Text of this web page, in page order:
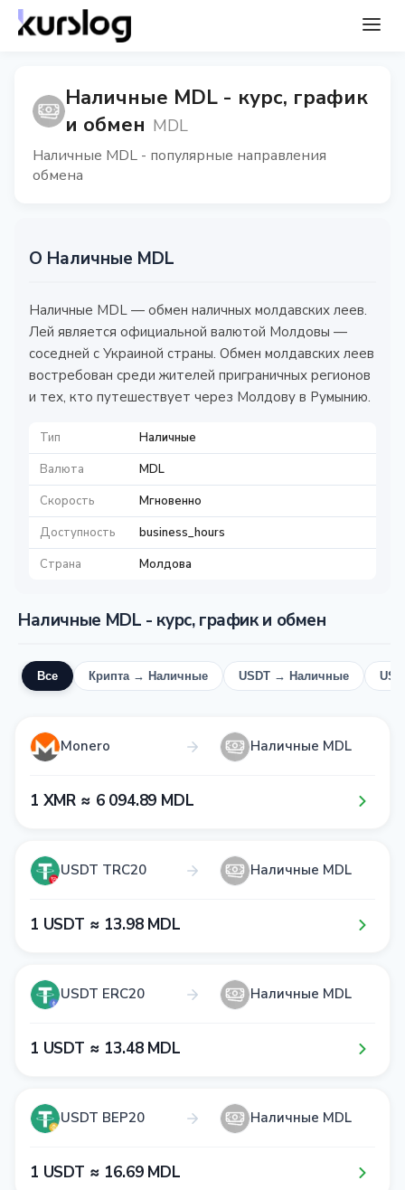
Наличные MDL - курс, график
и обмен MDL
Наличные MDL - популярные направления
обмена
О Наличные MDL
Наличные MDL — обмен наличных молдавских леев.
Лей является официальной валютой Молдовы —
соседней с Украиной страны. Обмен молдавских леев
востребован среди жителей приграничных регионов
и тех, кто путешествует через Молдову в Румынию.
Тип
Наличные
Валюта
MDL
Скорость
Мгновенно
Доступность
business_hours
Страна
Молдова
Наличные MDL - курс, график и обмен
Все Крипта → Наличные USDT → Наличные
Monero Наличные MDL
1​ XMR ≈ 6​ 0​9​4​.8​9​ MDL
USDT TRC20 Наличные MDL
1​ USDT ≈ 1​3​.9​8​ MDL
USDT ERC20 Наличные MDL
1​ USDT ≈ 1​3​.4​8​ MDL
USDT BEP20 Наличные MDL
1​ USDT ≈ 1​6​.6​9​ MDL